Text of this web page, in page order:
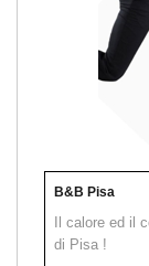
B&B Pisa
Il calore ed il
di Pisa !